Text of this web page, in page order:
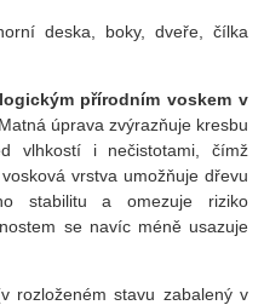
deska, boky, dveře, čílka
přírodním voskem v
Matná úprava zvýrazňuje kresbu
vlhkostí i nečistotami, čímž
vrstva umožňuje dřevu
stabilitu a omezuje riziko
se navíc méně usazuje
rozloženém stavu zabalený v